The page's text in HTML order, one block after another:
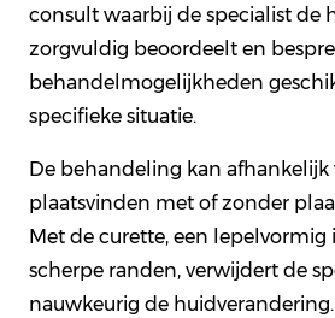
consult waarbij de specialist de
zorgvuldig beoordeelt en
behandelmogelijkheden
specifieke situatie.
De behandeling kan afhankelijk
plaatsvinden met of zonder
Met de curette, een
scherpe randen, verwijdert de
nauwkeurig de